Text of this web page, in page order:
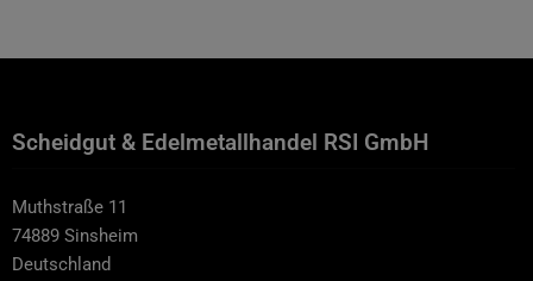
Scheidgut & Edelmetallhandel RSI GmbH
Muthstraße 11
74889 Sinsheim
Deutschland